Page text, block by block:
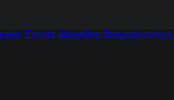
Events Aktuelles Bonusbierchen